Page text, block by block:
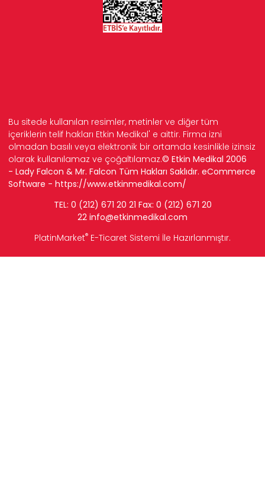
Bu sitede kullanılan resimler, metinler ve diğer tüm
içeriklerin telif hakları Etkin Medikal' e aittir. Firma izni
olmadan basılı veya elektronik bir ortamda kesinlikle izinsiz
olarak kullanılamaz ve çoğaltılamaz.© Etkin Medikal 2006
- Lady Falcon & Mr. Falcon Tüm Hakları Saklıdır. eCommerce
Software - https://www.etkinmedikal.com/
TEL: 0 (212) 671 20 21 Fax: 0 (212) 671 20
22 info@etkinmedikal.com
PlatinMarket® E-Ticaret Sistemi İle Hazırlanmıştır.